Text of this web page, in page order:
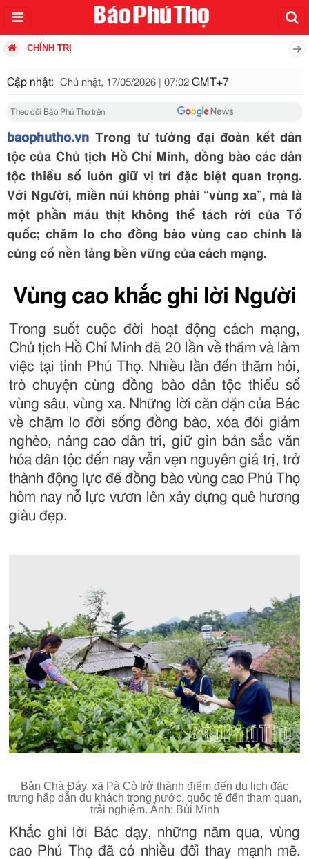
CHÍNH TRỊ
Cập nhật: Chủ nhật, 17/05/2026 | 07:02 GMT+7
Theo dõi Báo Phú Thọ trên
baophutho.vn Trong tư tưởng đại đoàn kết dân
tộc của Chủ tịch Hồ Chí Minh, đồng bào các dân
tộc thiểu số luôn giữ vị trí đặc biệt quan trọng.
Với Người, miền núi không phải “vùng xa”, mà là
một phần máu thịt không thể tách rời của Tổ
quốc; chăm lo cho đồng bào vùng cao chính là
củng cố nền tảng bền vững của cách mạng.
Vùng cao khắc ghi lời Người
Trong suốt cuộc đời hoạt động cách mạng,
Chủ tịch Hồ Chí Minh đã 20 lần về thăm và làm
việc tại tỉnh Phú Thọ. Nhiều lần đến thăm hỏi,
trò chuyện cùng đồng bào dân tộc thiểu số
vùng sâu, vùng xa. Những lời căn dặn của Bác
về chăm lo đời sống đồng bào, xóa đói giảm
nghèo, nâng cao dân trí, giữ gìn bản sắc văn
hóa dân tộc đến nay vẫn vẹn nguyên giá trị, trở
thành động lực để đồng bào vùng cao Phú Thọ
hôm nay nỗ lực vươn lên xây dựng quê hương
giàu đẹp.
Bản Chà Đáy, xã Pà Cò trở thành điểm đến du lịch đặc
trưng hấp dẫn du khách trong nước, quốc tế đến tham quan,
trải nghiệm. Ảnh: Bùi Minh
Khắc ghi lời Bác dạy, những năm qua, vùng
cao Phú Thọ đã có nhiều đổi thay mạnh mẽ.